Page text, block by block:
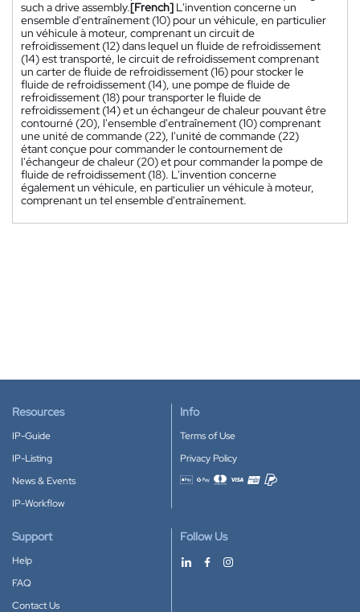
such a drive assembly.[French] L'invention concerne un
ensemble d'entraînement (10) pour un véhicule, en particulier
un véhicule à moteur, comprenant un circuit de
refroidissement (12) dans lequel un fluide de refroidissement
(14) est transporté, le circuit de refroidissement comprenant
un carter de fluide de refroidissement (16) pour stocker le
fluide de refroidissement (14), une pompe de fluide de
refroidissement (18) pour transporter le fluide de
refroidissement (14) et un échangeur de chaleur pouvant être
contourné (20), l'ensemble d'entraînement (10) comprenant
une unité de commande (22), l'unité de commande (22)
étant conçue pour commander le contournement de
l'échangeur de chaleur (20) et pour commander la pompe de
fluide de refroidissement (18). L'invention concerne
également un véhicule, en particulier un véhicule à moteur,
comprenant un tel ensemble d'entraînement.
Resources
IP-Guide
IP-Listing
News & Events
IP-Workflow
Info
Terms of Use
Privacy Policy
Accepted payment methods
Support
Help
FAQ
Contact Us
Follow Us